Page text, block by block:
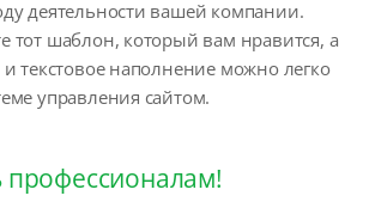
деятельности вашей компании.
тот шаблон, который вам нравится, а
и текстовое наполнение можно легко
управления сайтом.
профессионалам!